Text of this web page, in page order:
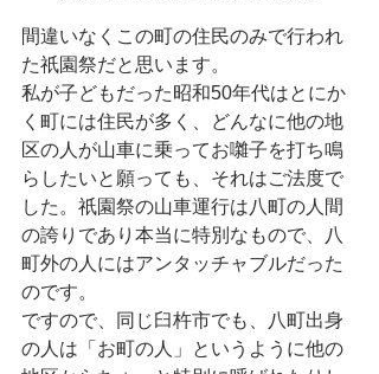
間違いなくこの町の住民のみで行われ
た祇園祭だと思います。
私が子どもだった昭和50年代はとにか
く町には住民が多く、どんなに他の地
区の人が山車に乗ってお囃子を打ち鳴
らしたいと願っても、それはご法度で
した。祇園祭の山車運行は八町の人間
の誇りであり本当に特別なもので、八
町外の人にはアンタッチャブルだった
のです。
ですので、同じ臼杵市でも、八町出身
の人は「お町の人」というように他の